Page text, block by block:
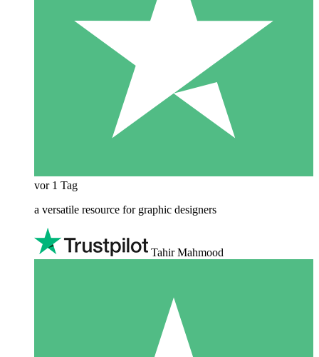
vor 1 Tag
a versatile resource for graphic designers
Tahir Mahmood